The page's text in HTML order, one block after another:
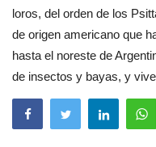
loros, del orden de los
de origen americano que
hasta el noreste de
de insectos y bayas, y